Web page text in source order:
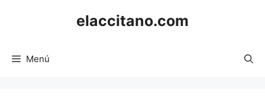
elaccitano.com
Menú